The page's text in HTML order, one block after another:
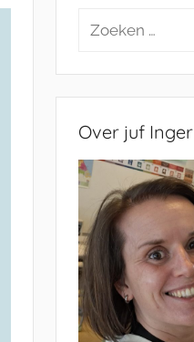
Zoeken
Over juf Inger